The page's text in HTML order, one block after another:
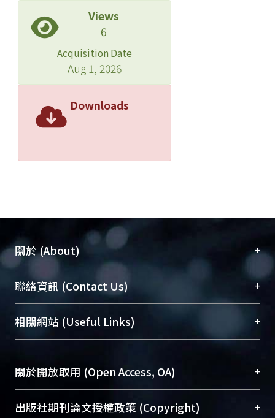
Views
6
Acquisition Date
Aug 1, 2026
Downloads
關於 (About) +
臺大位居世界頂尖大學之列，為永久珍藏及向國際
展現本校豐碩的研究成果及學術能量，圖書館整合
機構典藏（NTUR）與學術庫（AH）不同功能平
台，成為臺大學術典藏NTU scholars。期能整合研
究能量、促進交流合作、保存學術產出、推廣研究
成果。
To permanently archive and promote researcher
profiles and scholarly works, Library integrates the
聯絡資訊 (Contact Us) +
總館學科館員(Main Library)
醫學圖書館學科館員(Medical Library)
Sciences Library)
相關網站 (Useful Links) +
關於開放取用 (Open Access, OA) +
開放取用是從使用者角度提升資訊取用性的社會運
出版社期刊論文授權政策 (Copyright) +